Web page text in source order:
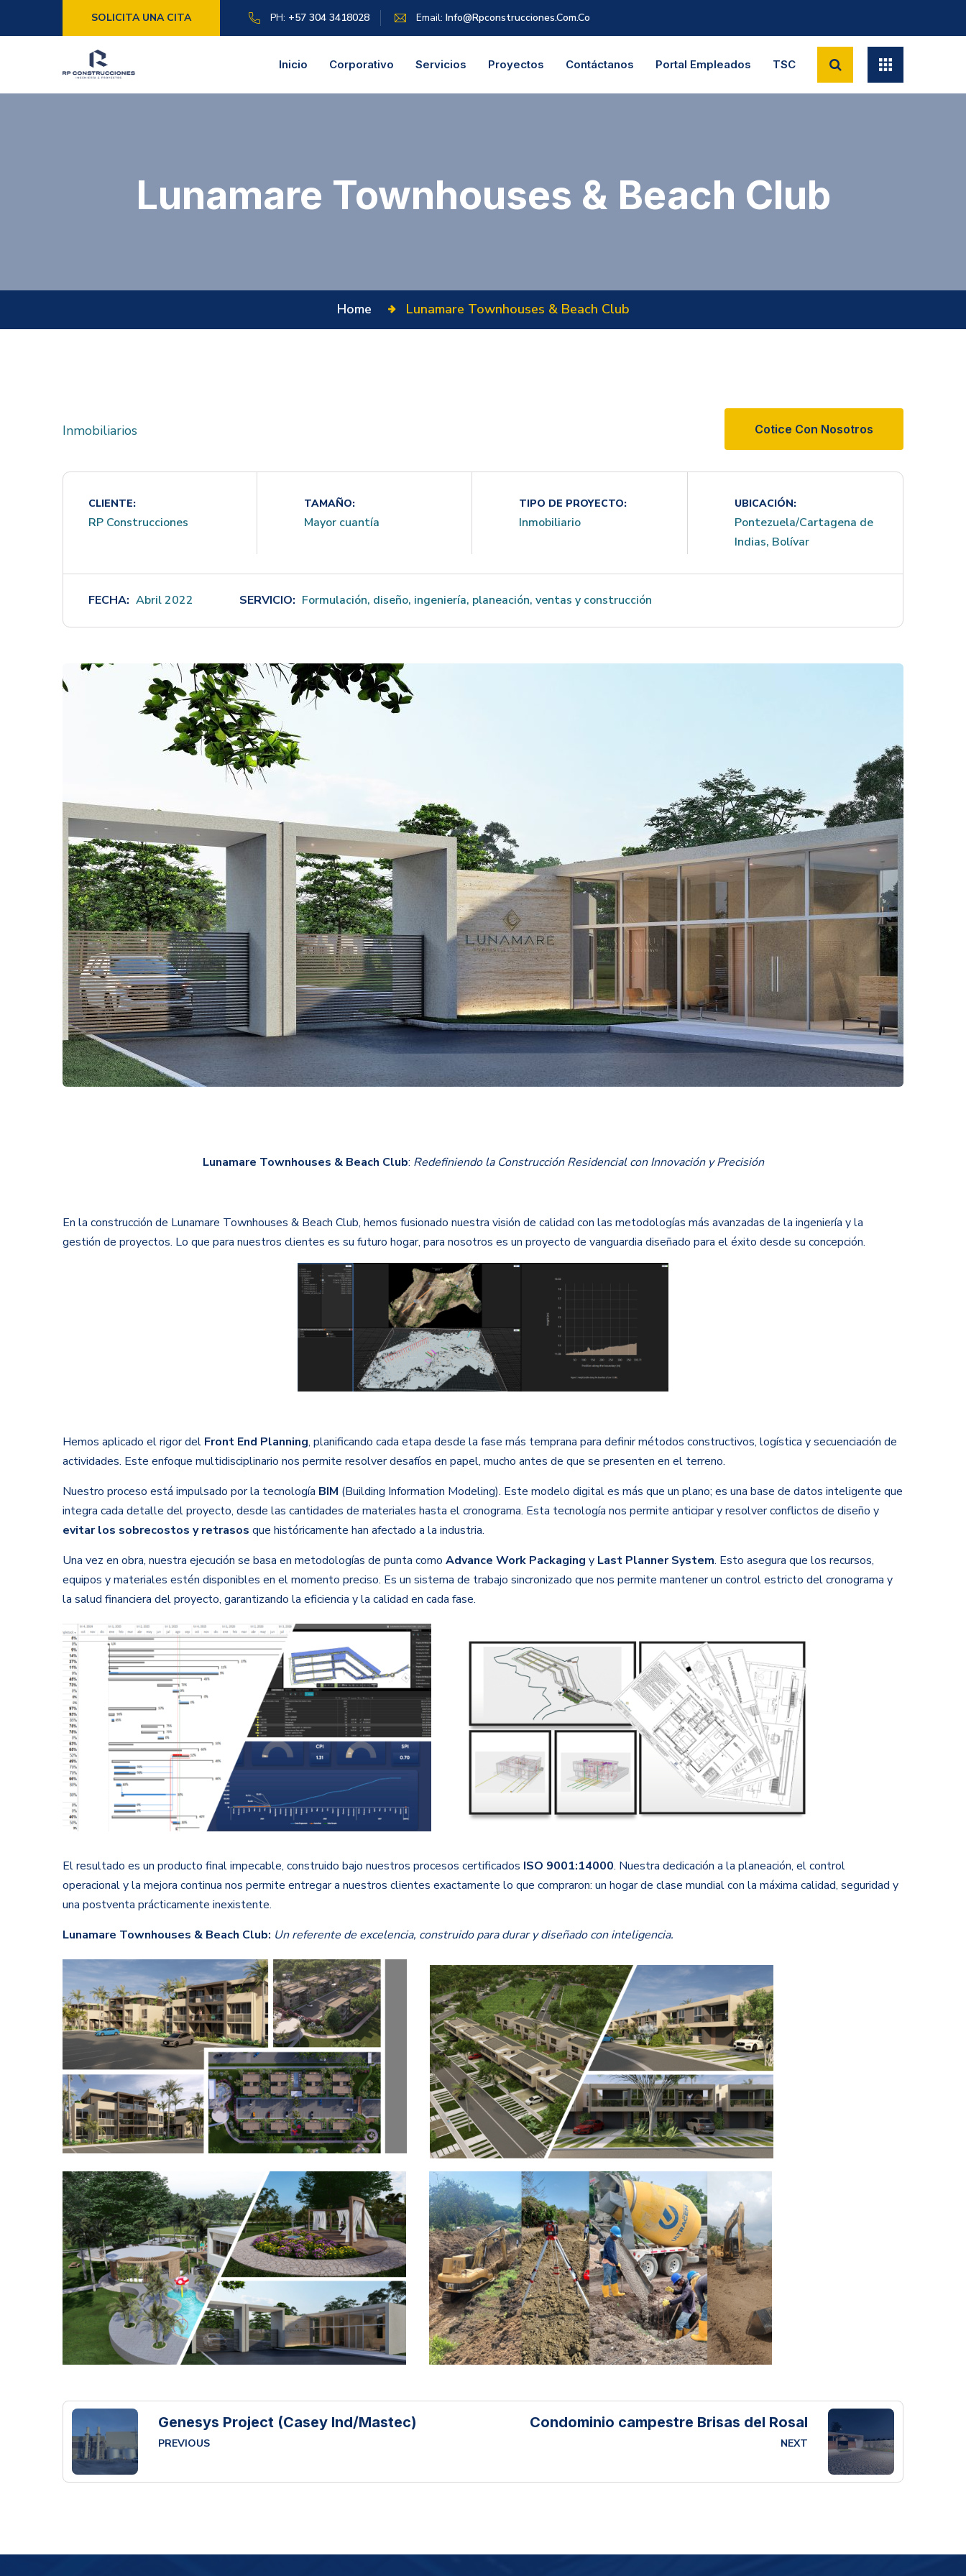
SOLICITA UNA CITA PH: +57 304 3418028 Email: Info@rpconstrucciones.com.co
Inicio Corporativo Servicios Proyectos Contáctanos Portal Empleados TSC
Lunamare Townhouses & Beach Club
Home Lunamare Townhouses & Beach Club
Inmobiliarios Cotice Con Nosotros
CLIENTE:
RP Construcciones
TAMAÑO:
Mayor cuantía
TIPO DE PROYECTO:
Inmobiliario
UBICACIÓN:
Pontezuela/Cartagena de
Indias, Bolívar
FECHA: Abril 2022 SERVICIO: Formulación, diseño, ingeniería, planeación, ventas y construcción
Lunamare Townhouses & Beach Club: Redefiniendo la Construcción Residencial con Innovación y Precisión
En la construcción de Lunamare Townhouses & Beach Club, hemos fusionado nuestra visión de calidad con las metodologías más avanzadas de la ingeniería y la
gestión de proyectos. Lo que para nuestros clientes es su futuro hogar, para nosotros es un proyecto de vanguardia diseñado para el éxito desde su concepción.
Hemos aplicado el rigor del Front End Planning, planificando cada etapa desde la fase más temprana para definir métodos constructivos, logística y secuenciación de
actividades. Este enfoque multidisciplinario nos permite resolver desafíos en papel, mucho antes de que se presenten en el terreno.
Nuestro proceso está impulsado por la tecnología BIM (Building Information Modeling). Este modelo digital es más que un plano; es una base de datos inteligente que
integra cada detalle del proyecto, desde las cantidades de materiales hasta el cronograma. Esta tecnología nos permite anticipar y resolver conflictos de diseño y
evitar los sobrecostos y retrasos que históricamente han afectado a la industria.
Una vez en obra, nuestra ejecución se basa en metodologías de punta como Advance Work Packaging y Last Planner System. Esto asegura que los recursos,
equipos y materiales estén disponibles en el momento preciso. Es un sistema de trabajo sincronizado que nos permite mantener un control estricto del cronograma y
la salud financiera del proyecto, garantizando la eficiencia y la calidad en cada fase.
El resultado es un producto final impecable, construido bajo nuestros procesos certificados ISO 9001:14000. Nuestra dedicación a la planeación, el control
operacional y la mejora continua nos permite entregar a nuestros clientes exactamente lo que compraron: un hogar de clase mundial con la máxima calidad, seguridad y
una postventa prácticamente inexistente.
Lunamare Townhouses & Beach Club: Un referente de excelencia, construido para durar y diseñado con inteligencia.
Genesys Project (Casey Ind/Mastec)
PREVIOUS
Condominio campestre Brisas del Rosal
NEXT